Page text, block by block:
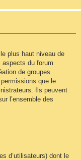
plus haut niveau de
du forum
de groupes
que le
Ils peuvent
l’ensemble des
d’utilisateurs) dont le